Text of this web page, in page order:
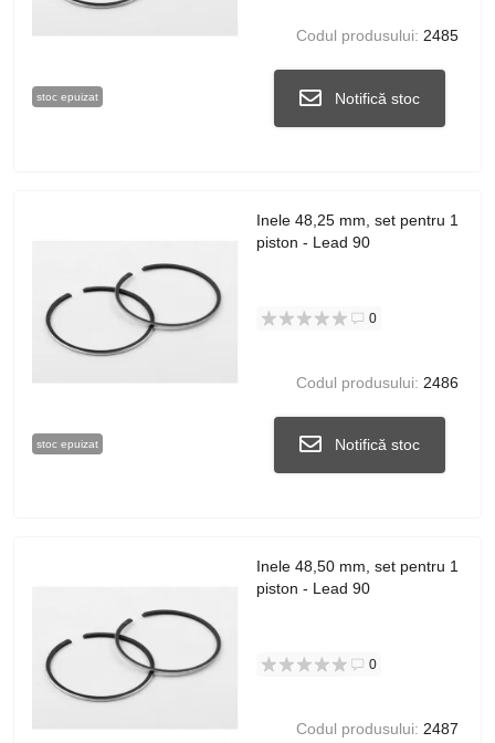
stoc epuizat
Codul produsului: 2485
Notifică stoc
stoc epuizat
Inele 48,25 mm, set pentru 1
piston - Lead 90
0
Codul produsului: 2486
Notifică stoc
Inele 48,50 mm, set pentru 1
piston - Lead 90
0
Codul produsului: 2487